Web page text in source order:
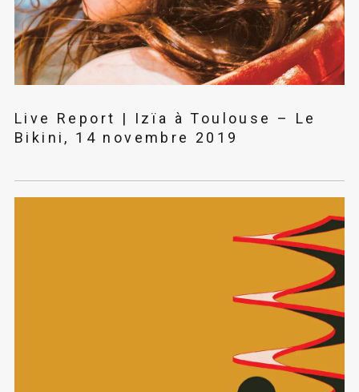
Live Report | Izïa à Toulouse – Le
Bikini, 14 novembre 2019